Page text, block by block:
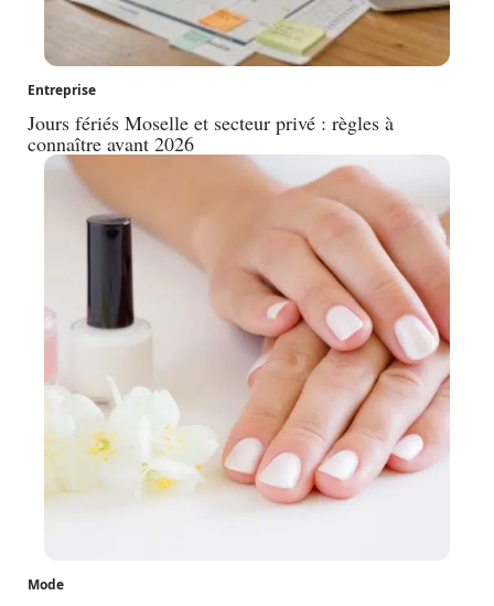
Entreprise
Jours fériés Moselle et secteur privé : règles à
connaître avant 2026
Mode